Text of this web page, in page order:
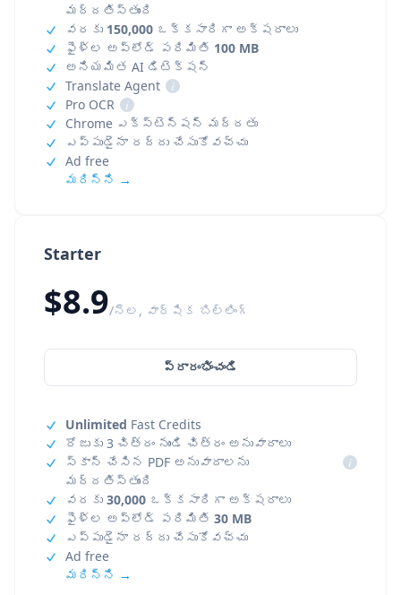
Starter
$8.9/నెల, వార్షిక బిల్లింగ్
ప్రారంభించండి
Unlimited Fast Credits
రోజుకు 3 చిత్రం నుండి చిత్రం అనువాదాలు
స్కాన్ చేసిన PDF అనువాదాలను
మద్దతిస్తుంది
i
వరకు 30,000 ఒక్కసారిగా అక్షరాలు
ఫైళ్ల అప్‌లోడ్ పరిమితి 30 MB
ఎప్పుడైనా రద్దు చేసుకోవచ్చు
Ad free
మరిన్ని →
మద్దతిస్తుంది
వరకు 150,000 ఒక్కసారిగా అక్షరాలు
ఫైళ్ల అప్‌లోడ్ పరిమితి 100 MB
అనియమిత AI డిటెక్షన్
Translate Agent
i
Pro OCR
i
Chrome ఎక్స్‌టెన్షన్ మద్దతు
ఎప్పుడైనా రద్దు చేసుకోవచ్చు
Ad free
మరిన్ని →